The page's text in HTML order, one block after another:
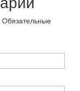
Обязательные